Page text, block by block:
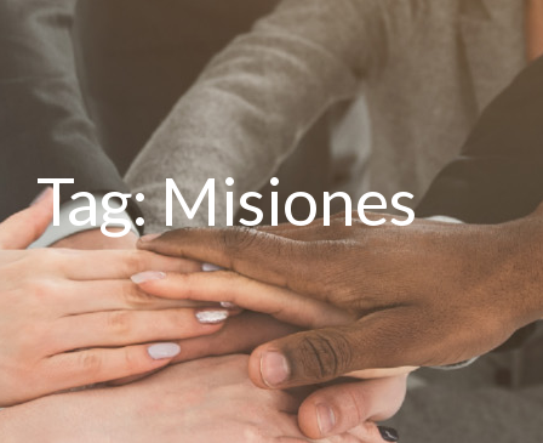
Tag: Misiones